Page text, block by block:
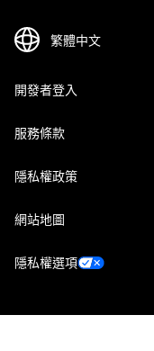
開發者登入
服務條款
隱私權政策
網站地圖
隱私權選項